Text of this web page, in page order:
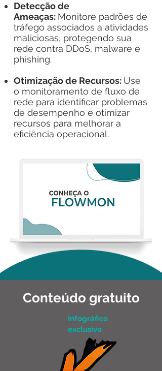
Detecção de
Ameaças: Monitore padrões de
tráfego associados a atividades
maliciosas, protegendo sua
rede contra DDoS, malware e
phishing.
Otimização de Recursos: Use
o monitoramento de fluxo de
rede para identificar problemas
de desempenho e otimizar
recursos para melhorar a
eficiência operacional.
Conteúdo gratuito
Infográfico
exclusivo